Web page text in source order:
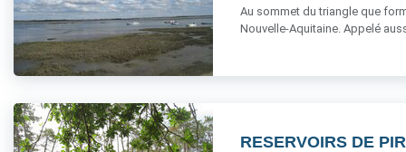
Au sommet du triangle que
Nouvelle-Aquitaine. Appelé
RESERVOIRS DE